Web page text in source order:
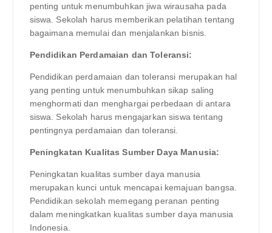
penting untuk menumbuhkan jiwa wirausaha pada
siswa. Sekolah harus memberikan pelatihan tentang
bagaimana memulai dan menjalankan bisnis.
Pendidikan Perdamaian dan Toleransi:
Pendidikan perdamaian dan toleransi merupakan hal
yang penting untuk menumbuhkan sikap saling
menghormati dan menghargai perbedaan di antara
siswa. Sekolah harus mengajarkan siswa tentang
pentingnya perdamaian dan toleransi.
Peningkatan Kualitas Sumber Daya Manusia:
Peningkatan kualitas sumber daya manusia
merupakan kunci untuk mencapai kemajuan bangsa.
Pendidikan sekolah memegang peranan penting
dalam meningkatkan kualitas sumber daya manusia
Indonesia.